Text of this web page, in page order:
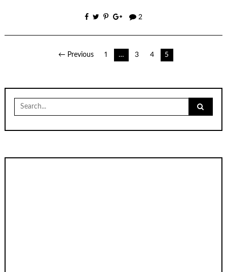
2
เรื่อง
← Previous 1 … 3 4 5
for: